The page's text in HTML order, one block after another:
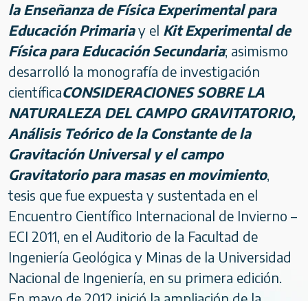
la Enseñanza de Física Experimental para
Educación Primariay el Kit Experimental de
Física para Educación Secundaria; asimismo
desarrolló la monografía de investigación
científicaCONSIDERACIONES SOBRE LA
NATURALEZA DEL CAMPO GRAVITATORIO,
Análisis Teórico de la Constante de la
Gravitación Universal y el campo
Gravitatorio para masas en movimiento,
tesis que fue expuesta y sustentada en el
Encuentro Científico Internacional de Invierno –
ECI 2011, en el Auditorio de la Facultad de
Ingeniería Geológica y Minas de la Universidad
Nacional de Ingeniería, en su primera edición.